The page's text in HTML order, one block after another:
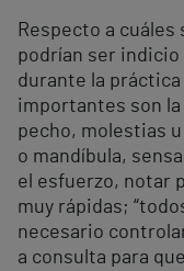
Respecto a cuáles
podrían ser
durante la
importantes son la
pecho, molestias
o mandíbula,
el esfuerzo, notar
muy rápidas;
necesario
a consulta para